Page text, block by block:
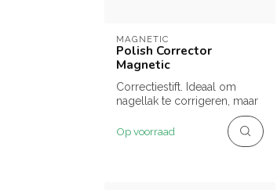
MAGNETIC
Polish Corrector
Magnetic
Correctiestift. Ideaal om
nagellak te corrigeren, maar
ook heel fijn om gemorste...
Op voorraad